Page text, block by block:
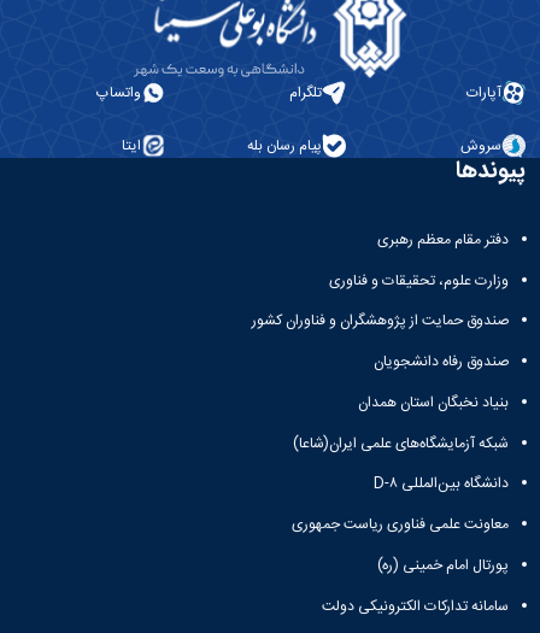
سازمان
دانشکده
معاونت
آموزشی
معاونت
معاونت
تکمیلی
کمیته
منتخب
هیات
کمیته
ترفیع
شورای
فرهنگی
دانشکده
آیین‌نامه‌های
تحصیلات
تکمیلی
ها
و
نامه
سمینارها
و
پایان
نامه
آیین‌نامه‌های
معاونت
آموزشی
گروه
گروه
مواد
صنایع
گروه
کامپیوتر
پژوهش
های
مهندسی
صنایع
سیستم
تولید
of
Stress
Analysis
دفتر
مهندسی
مهندسی
صنایع
مهندسی
کامپیوتر
آپارات تلگرام واتساپ
سروش پیام رسان بله ایتا
پیوندها
دفتر مقام معظم رهبری
وزارت علوم، تحقیقات و فناوری
صندوق حمایت از پژوهشگران و فناوران کشور
صندوق رفاه دانشجویان
بنیاد نخبگان استان همدان
شبکه آزمایشگاه‌های علمی ایران(شاعا)
دانشگاه بین‌المللی D-۸
معاونت علمی فناوری ریاست جمهوری
پورتال امام خمینی (ره)
سامانه تدارکات الکترونیکی دولت